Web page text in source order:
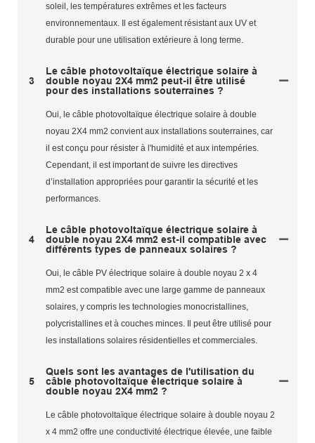
soleil, les températures extrêmes et les facteurs
environnementaux. Il est également résistant aux UV et
durable pour une utilisation extérieure à long terme.
3
Le câble photovoltaïque électrique solaire à
double noyau 2X4 mm2 peut-il être utilisé
pour des installations souterraines ?
Oui, le câble photovoltaïque électrique solaire à double
noyau 2X4 mm2 convient aux installations souterraines, car
il est conçu pour résister à l'humidité et aux intempéries.
Cependant, il est important de suivre les directives
d’installation appropriées pour garantir la sécurité et les
performances.
4
Le câble photovoltaïque électrique solaire à
double noyau 2X4 mm2 est-il compatible avec
différents types de panneaux solaires ?
Oui, le câble PV électrique solaire à double noyau 2 x 4
mm2 est compatible avec une large gamme de panneaux
solaires, y compris les technologies monocristallines,
polycristallines et à couches minces. Il peut être utilisé pour
les installations solaires résidentielles et commerciales.
5
Quels sont les avantages de l'utilisation du
câble photovoltaïque électrique solaire à
double noyau 2X4 mm2 ?
Le câble photovoltaïque électrique solaire à double noyau 2
x 4 mm2 offre une conductivité électrique élevée, une faible